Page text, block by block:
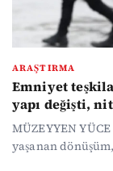
ARAŞTIRMA
Emniyet
yapı değişti,
MÜZEYYEN
yaşanan